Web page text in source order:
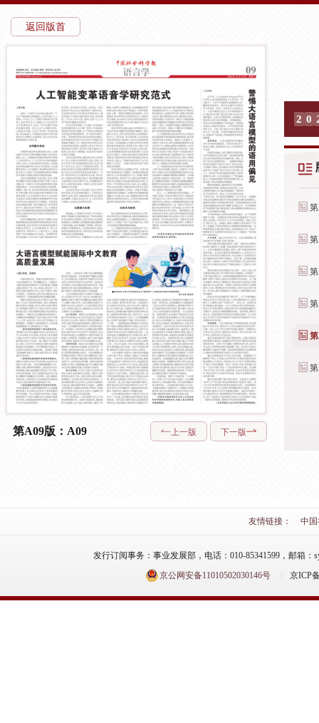
返回版首
第A09版：A09 上一版 下一版
2 0
友情链接： 中
发行订阅事务：事业发展部，电话：010-85341599，邮箱：
京公网安备11010502030146号
京ICP